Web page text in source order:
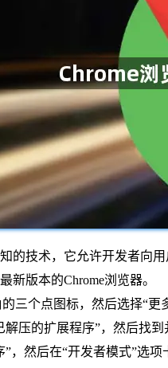
的技术，它允许开发者向
新版本的Chrome浏览器。
三个点图标，然后选择“更
压的扩展程序”，然后找到
然后在“开发者模式”选项